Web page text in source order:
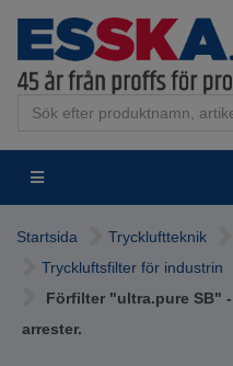
Startsida Tryckluftteknik
Tryckluftsfilter för industrin
Förfilter "ultra.pure SB"
arrester.